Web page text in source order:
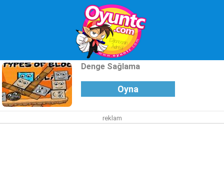
Denge Sağlama
Oyna
reklam